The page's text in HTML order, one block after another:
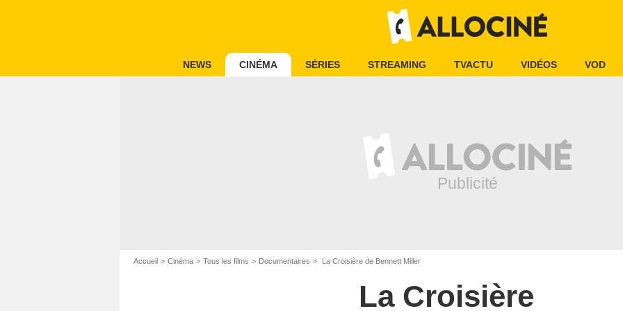
NEWS CINÉMA SÉRIES STREAMING TVACTU VIDÉOS VOD
Accueil Cinéma Tous les films Documentaires La Croisière de Bennett Miller
La Croisière